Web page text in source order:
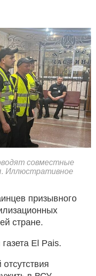
совместные
Иллюстративное
призывного
стране.
El Pais.